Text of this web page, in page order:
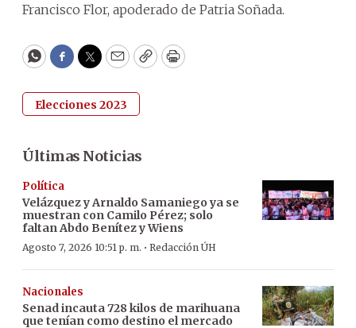
Francisco Flor, apoderado de Patria Soñada.
WhatsApp
Facebook
Twitter
EmailCopyPrint
Elecciones 2023
Últimas Noticias
Política
Velázquez y Arnaldo Samaniego ya se
muestran con Camilo Pérez; solo
faltan Abdo Benítez y Wiens
Agosto 7, 2026 10:51 p. m. · Redacción ÚH
Nacionales
Senad incauta 728 kilos de marihuana
que tenían como destino el mercado